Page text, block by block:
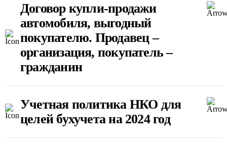
Договор купли-продажи
автомобиля, выгодный
покупателю. Продавец –
организация, покупатель –
гражданин
Учетная политика НКО для
целей бухучета на 2024 год